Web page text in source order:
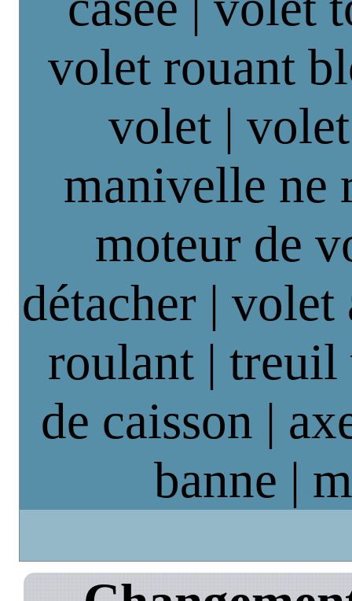
volet rouant
volet |
manivelle ne
moteur de
détacher | volet
roulant |
de caisson |
banne |